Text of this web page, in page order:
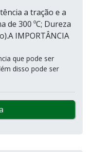
a tração e a
de 300 ºC; Dureza
IMPORTÂNCIA
que pode ser
disso pode ser